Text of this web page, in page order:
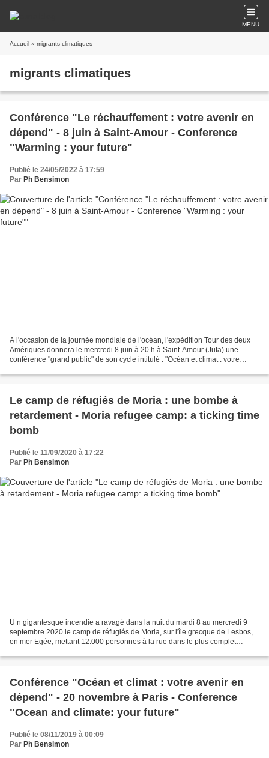
MENU
Accueil » migrants climatiques
migrants climatiques
Conférence "Le réchauffement : votre avenir en
dépend" - 8 juin à Saint-Amour - Conference
"Warming : your future"
Publié le 24/05/2022 à 17:59
Par Ph Bensimon
A l'occasion de la journée mondiale de l'océan, l'expédition Tour des deux
Amériques donnera le mercredi 8 juin à 20 h à Saint-Amour (Juta) une
conférence "grand public" de son cycle intitulé : "Océan et climat : votre
Le camp de réfugiés de Moria : une bombe à
retardement - Moria refugee camp: a ticking time
bomb
Publié le 11/09/2020 à 17:22
Par Ph Bensimon
U n gigantesque incendie a ravagé dans la nuit du mardi 8 au mercredi 9
septembre 2020 le camp de réfugiés de Moria, sur l'île grecque de Lesbos,
en mer Egée, mettant 12.000 personnes à la rue dans le plus complet
Conférence "Océan et climat : votre avenir en
dépend" - 20 novembre à Paris - Conference
"Ocean and climate: your future"
Publié le 08/11/2019 à 00:09
Par Ph Bensimon